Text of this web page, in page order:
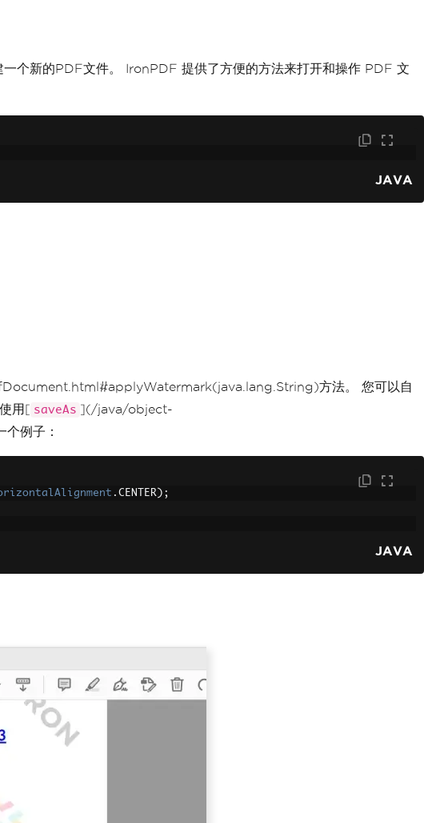
的PDF文件。 IronPDF 提供了方便的方法来打开和操作 PDF 文
JAVA
方法。 您可以自
用[ saveAs ](/java/object-
例子：
. CENTER );
JAVA